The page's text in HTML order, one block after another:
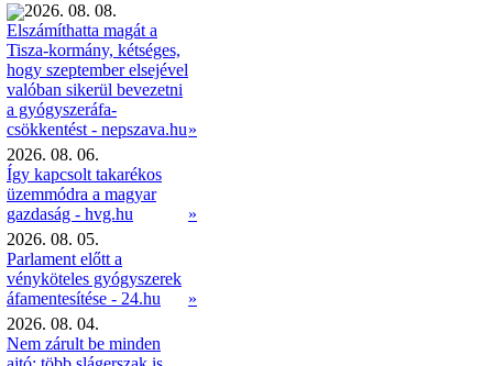
2026. 08. 08.
Elszámíthatta magát a
Tisza-kormány, kétséges,
hogy szeptember elsejével
valóban sikerül bevezetni
a gyógyszeráfa-
csökkentést - nepszava.hu»
2026. 08. 06.
Így kapcsolt takarékos
üzemmódra a magyar
gazdaság - hvg.hu
»
2026. 08. 05.
Parlament előtt a
vényköteles gyógyszerek
áfamentesítése - 24.hu
»
2026. 08. 04.
Nem zárult be minden